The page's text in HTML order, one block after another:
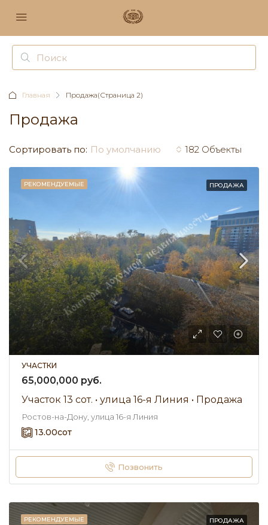
Главная Продажа(Страница 2)
Продажа
182 Объекты
Сортировать по: По умолчанию
РЕКОМЕНДУЕМЫЕ ПРОДАЖА
УЧАСТКИ
65,000,000 руб.
Участок 13 сот. • улица 16-я Линия • Продажа
Ростов-на-Дону, улица 16-я Линия
13.00сот
Позвонить
РЕКОМЕНДУЕМЫЕ ПРОДАЖА